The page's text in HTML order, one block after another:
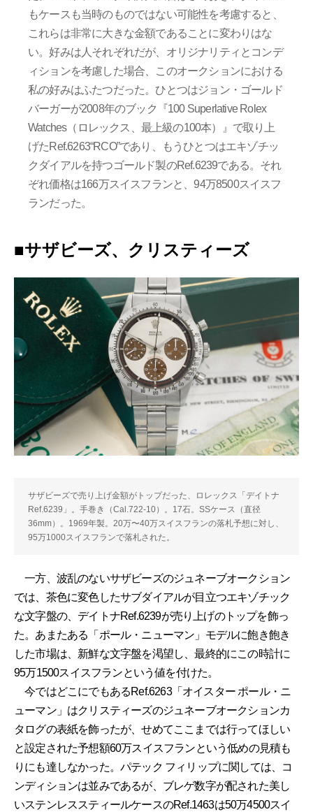
もケースも当時のものではない可能性を考慮すると、
これらは非常に大きな金額であることに変わりはな
い。好みは人それぞれだが、オリジナリティとコンデ
ィションを考慮した場合、このオークションにおける
私の好みはふたつだった。ひとつはジョン・ゴールド
バーガーが2008年のブック『100 Superlative Rolex
Watches（ロレックス、最上級の100本）』で取り上
げたRef.6263“RCO”であり、もうひとつはエキゾチッ
クダイアルを持つゴールド製のRef.6239である。それ
ぞれ価格は166万スイスフランと、94万8500スイスフ
ランだった。
■サザビーズ、クリスティーズ
サザビーズで売り上げ金額がトップだった、ロレックス「デイトナ
Ref.6239」。手巻き（Cal.722-10）。17石。SSケース（直径
36mm）。1969年製。20万〜40万スイスフランの落札予想に対し、
95万1000スイスフランで落札された。
一方、波乱のないサザビーズのジュネーブオークション
では、茶色に変色したサブダイアルが目立つエキゾチック
な文字盤の、デイトナRef.6239が売り上げのトップを飾っ
た。あまたある「ポール・ニューマン」モデルに飽き飽き
した市場は、新鮮な文字盤を渇望し、最終的にこの時計に
95万1500スイスフランという値を付けた。
今ではどこにでもあるRef.6263「オイスター ポール・ニ
ューマン」はクリスティーズのジュネーブオークションカ
タログの表紙を飾ったが、せめてここまでは行ってほしい
と設定された予想額60万スイスフランという低めの見積も
りにも達しなかった。パテック フィリップに関しては、コ
ンディションは並みであるが、ブレゲ数字が配された美し
いステンレススティールケースのRef.1463は50万4500スイ